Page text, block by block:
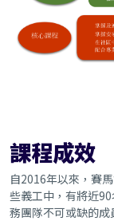
課程成效
自2016年以來，賽
些義工中，有將近
務團隊不可或缺的成